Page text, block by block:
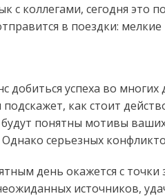
с коллегами, сегодня это
в поездки:
добиться успеха во
как стоит
будут понятны мотивы
серьезных
день окажется с
источников,